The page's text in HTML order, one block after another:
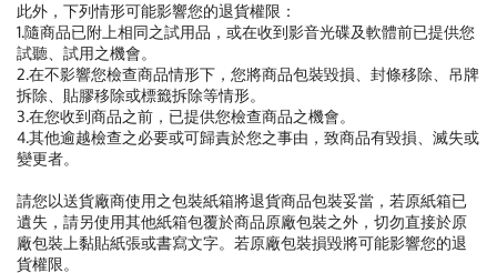
此外，下列情形可能影響您的退貨權限：
1.隨商品已附上相同之試用品，或在收到影音光碟及軟體前已提供您
試聽、試用之機會。
2.在不影響您檢查商品情形下，您將商品包裝毀損、封條移除、吊牌
拆除、貼膠移除或標籤拆除等情形。
3.在您收到商品之前，已提供您檢查商品之機會。
4.其他逾越檢查之必要或可歸責於您之事由，致商品有毀損、滅失或
變更者。
請您以送貨廠商使用之包裝紙箱將退貨商品包裝妥當，若原紙箱已
遺失，請另使用其他紙箱包覆於商品原廠包裝之外，切勿直接於原
廠包裝上黏貼紙張或書寫文字。若原廠包裝損毀將可能影響您的退
貨權限。